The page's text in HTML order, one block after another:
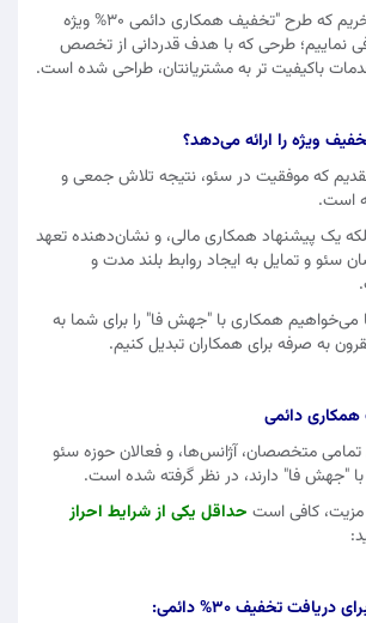
در همین راستا، مفتخریم که طرح "تخفیف همکاری دائمی 30% ویژه
نماییم؛ طرحی که با هدف قدردانی از تخصص
باکیفیت‌ تر به مشتریانتان، طراحی شده است.
ویژه را ارائه می‌دهد؟
که موفقیت در سئو، نتیجه تلاش جمعی و
است.
یک پیشنهاد همکاری مالی، و نشان‌دهنده تعهد
سئو و تمایل به ایجاد روابط بلند مدت و
می‌خواهیم همکاری با "جهش فا" را برای شما به
به‌ صرفه برای همکاران تبدیل کنیم.
دائمی
تمامی متخصصان، آژانس‌ها، و فعالان حوزه سئو
"جهش فا" دارند، در نظر گرفته شده است.
مزیت، کافی است حداقل یکی از شرایط احراز
تخفیف 30% دائمی: